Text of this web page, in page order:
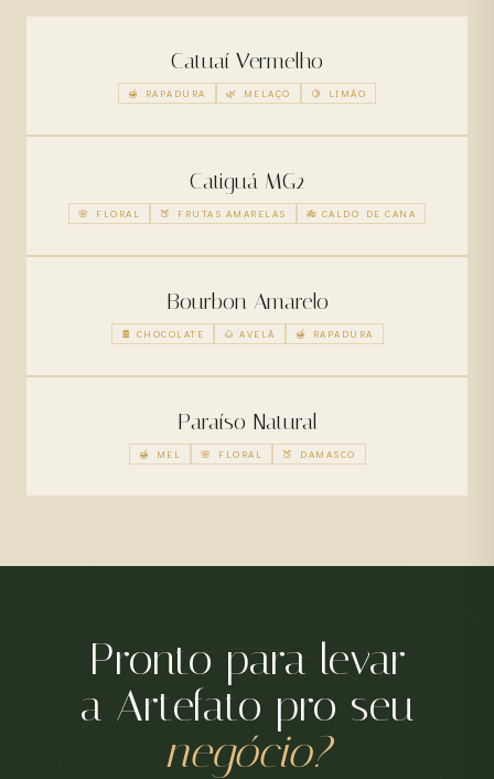
Catuaí Vermelho
🍯 RAPADURA 🌿 MELAÇO 🍋 LIMÃO
Catiguá MG2
🌸 FLORAL 🍑 FRUTAS AMARELAS 🎋 CALDO DE CANA
Bourbon Amarelo
🍫 CHOCOLATE 🌰 AVELÃ 🍯 RAPADURA
Paraíso Natural
🍯 MEL 🌸 FLORAL 🍑 DAMASCO
Pronto para levar
a Artefato pro seu
negócio?